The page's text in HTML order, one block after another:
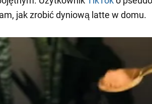
jak zrobić dyniową latte w domu.